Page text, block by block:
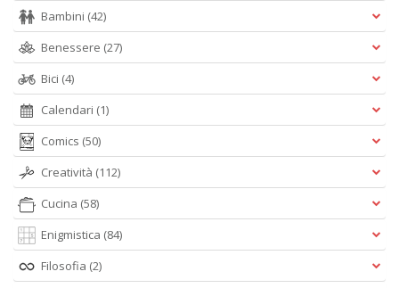
Bambini (42)
Benessere (27)
Bici (4)
Calendari (1)
Comics (50)
Creatività (112)
Cucina (58)
Enigmistica (84)
Filosofia (2)